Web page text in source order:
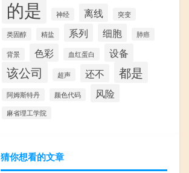
的是 神经 离线 突变
类固醇 精盐 系列 细胞 肺癌
背景 色彩 血红蛋白 设备
该公司 超声 还不 都是
阿姆斯特丹 颜色代码 风险
麻省理工学院
猜你想看的文章